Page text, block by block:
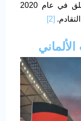
مرتبطة بكأس العالم 2006، لكنه أغلق في عام 2020
[2]
الألماني